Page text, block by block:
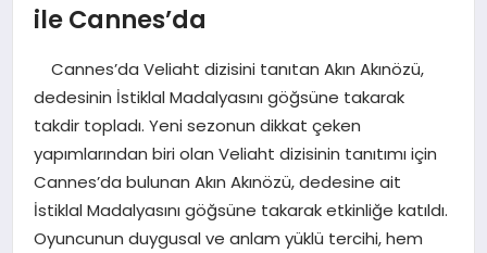
SEYAHAT
TEKNOLOJI
YAŞAM
ile Cannes’da
Cannes’da Veliaht dizisini tanıtan Akın Akınözü,
dedesinin İstiklal Madalyasını göğsüne takarak
takdir topladı. Yeni sezonun dikkat çeken
yapımlarından biri olan Veliaht dizisinin tanıtımı için
Cannes’da bulunan Akın Akınözü, dedesine ait
İstiklal Madalyasını göğsüne takarak etkinliğe katıldı.
Oyuncunun duygusal ve anlam yüklü tercihi, hem